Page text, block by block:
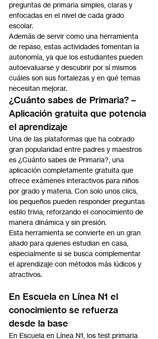
preguntas de primaria simples, claras y
enfocadas en el nivel de cada grado
escolar.
Además de servir como una herramienta
de repaso, estas actividades fomentan la
autonomía, ya que los estudiantes pueden
autoevaluarse y descubrir por sí mismos
cuáles son sus fortalezas y en qué temas
necesitan mejorar.
¿Cuánto sabes de Primaria? –
Aplicación gratuita que potencia
el aprendizaje
Una de las plataformas que ha cobrado
gran popularidad entre padres y maestros
es ¿Cuánto sabes de Primaria?, una
aplicación completamente gratuita que
ofrece exámenes interactivos para niños
por grado y materia. Con solo unos clics,
los pequeños pueden responder preguntas
estilo trivia, reforzando el conocimiento de
manera dinámica y sin presión.
Esta herramienta se convierte en un gran
aliado para quienes estudian en casa,
especialmente si se busca complementar
el aprendizaje con métodos más lúdicos y
atractivos.
En Escuela en Línea N1 el
conocimiento se refuerza
desde la base
En Escuela en Línea N1, los test primaria